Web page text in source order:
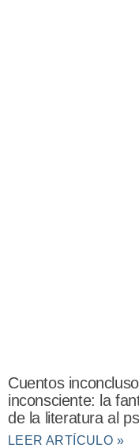
Cuentos
inconsciente: la
de la literatura al
LEER ARTÍCULO »